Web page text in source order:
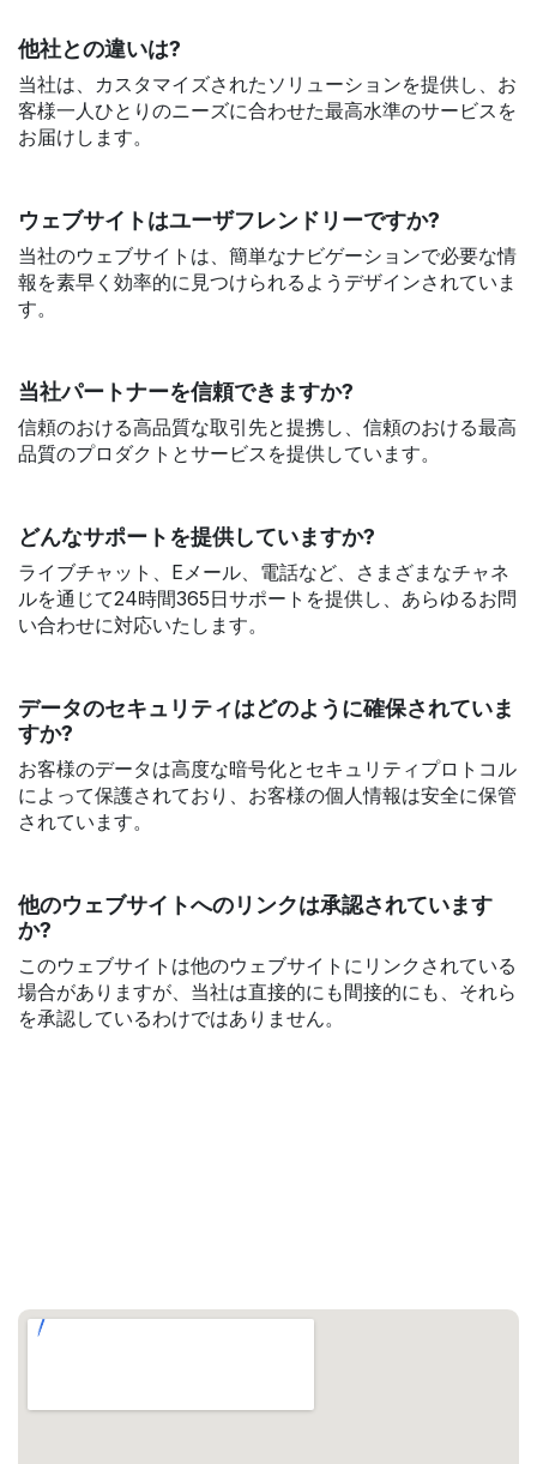
他社との違いは?
当社は、カスタマイズされたソリューションを提供し、お
客様一人ひとりのニーズに合わせた最高水準のサービスを
お届けします。
ウェブサイトはユーザフレンドリーですか?
当社のウェブサイトは、簡単なナビゲーションで必要な情
報を素早く効率的に見つけられるようデザインされていま
す。
当社パートナーを信頼できますか?
信頼のおける高品質な取引先と提携し、信頼のおける最高
品質のプロダクトとサービスを提供しています。
どんなサポートを提供していますか?
ライブチャット、Eメール、電話など、さまざまなチャネ
ルを通じて24時間365日サポートを提供し、あらゆるお問
い合わせに対応いたします。
データのセキュリティはどのように確保されていま
すか?
お客様のデータは高度な暗号化とセキュリティプロトコル
によって保護されており、お客様の個人情報は安全に保管
されています。
他のウェブサイトへのリンクは承認されています
か?
このウェブサイトは他のウェブサイトにリンクされている
場合がありますが、当社は直接的にも間接的にも、それら
を承認しているわけではありません。